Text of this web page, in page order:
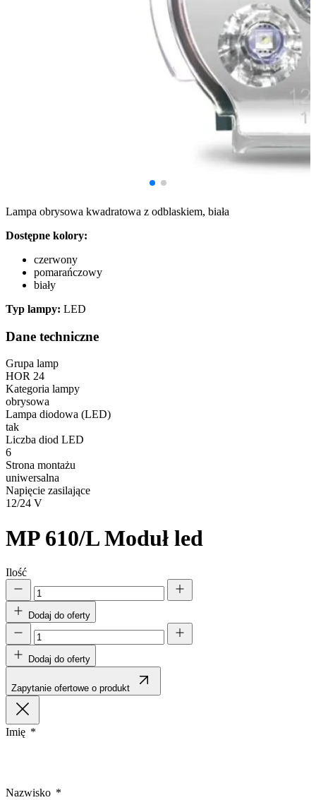
Lampa obrysowa kwadratowa z odblaskiem, biała
Dostępne kolory:
czerwony
pomarańczowy
biały
Typ lampy: LED
Dane techniczne
Grupa lamp
HOR 24
Kategoria lampy
obrysowa
Lampa diodowa (LED)
tak
Liczba diod LED
6
Strona montażu
uniwersalna
Napięcie zasilające
12/24 V
MP 610/L Moduł led
Ilość
Dodaj do oferty
Dodaj do oferty
Zapytanie ofertowe o produkt
Imię
Nazwisko